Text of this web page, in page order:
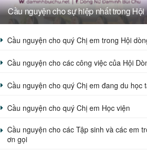
Cầu nguyện cho sự hiệp nhất trong
Cầu nguyện cho quý Chị em trong Hội
Cầu nguyện cho các công việc của Hội
Cầu nguyện cho quý Chị em đang du học
Cầu nguyện cho quý Chị em Học viện
Cầu nguyện cho các Tập sinh và các em
ơn gọi